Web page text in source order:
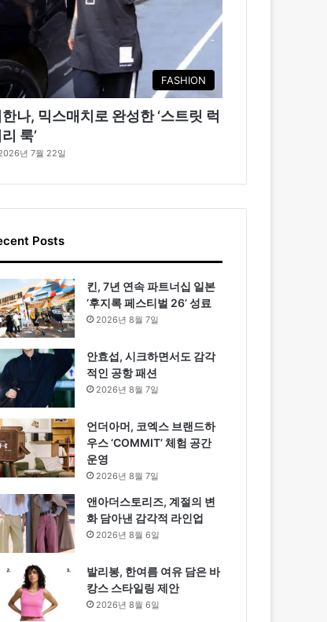
FASHION
나, 믹스매치로 완성한 ‘스트릿 럭
룩’
년 7월 22일
Posts
킨, 7년 연속 파트너십 일본
‘후지록 페스티벌 26’ 성료
2026년 8월 7일
안효섭, 시크하면서도 감각
적인 공항 패션
2026년 8월 7일
언더아머, 코엑스 브랜드하
우스 ‘COMMIT’ 체험 공간
운영
2026년 8월 7일
앤아더스토리즈, 계절의 변
화 담아낸 감각적 라인업
2026년 8월 6일
발리봉, 한여름 여유 담은 바
캉스 스타일링 제안
2026년 8월 6일